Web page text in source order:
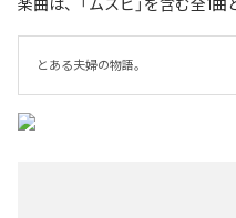
楽曲は、「ムスビ」を含む全1曲
とある夫婦の物語。